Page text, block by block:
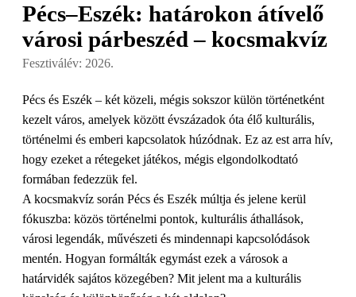
Pécs–Eszék: határokon átívelő
városi párbeszéd – kocsmakvíz
Fesztiválév: 2026.
Pécs és Eszék – két közeli, mégis sokszor külön történetként
kezelt város, amelyek között évszázadok óta élő kulturális,
történelmi és emberi kapcsolatok húzódnak. Ez az est arra hív,
hogy ezeket a rétegeket játékos, mégis elgondolkodtató
formában fedezzük fel.
A kocsmakvíz során Pécs és Eszék múltja és jelene kerül
fókuszba: közös történelmi pontok, kulturális áthallások,
városi legendák, művészeti és mindennapi kapcsolódások
mentén. Hogyan formálták egymást ezek a városok a
határvidék sajátos közegében? Mit jelent ma a kulturális